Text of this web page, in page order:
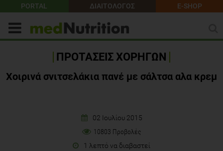
PORTAL ΔΙΑΙΤΟΛΟΓΟΣ E-SHOP
ΠΡΟΤΑΣΕΙΣ ΧΟΡΗΓΩΝ
Χοιρινά σνιτσελάκια πανέ με σάλτσα αλα κρεμ
02 Ιουλίου 2015
10803 Προβολές
1 λεπτό να διαβαστεί